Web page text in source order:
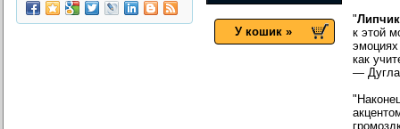
У кошик »
"Липчик
к этой
эмоциях
как
—